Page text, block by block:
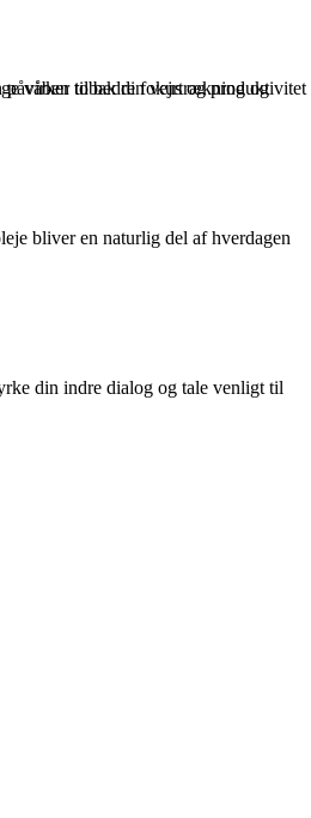
våben til bedre fokus og produktivitet
bliver en naturlig del af hverdagen
din indre dialog og tale venligt til
påvirker tobak din vejrtrækning og